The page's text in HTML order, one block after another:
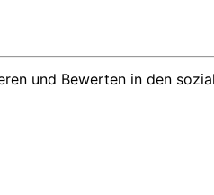
und Bewerten in den